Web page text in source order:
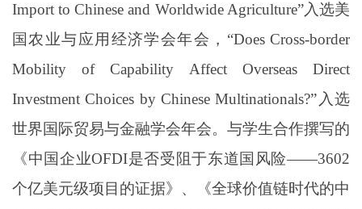
Import to Chinese and Worldwide Agriculture”入选美
国农业与应用经济学会年会， “Does Cross-border
Mobility of Capability Affect Overseas Direct
Investment Choices by Chinese Multinationals?”入选
世界国际贸易与金融学会年会。与学生合作撰写的
《中国企业OFDI是否受阻于东道国风险——3602
个亿美元级项目的证据》、《全球价值链时代的中